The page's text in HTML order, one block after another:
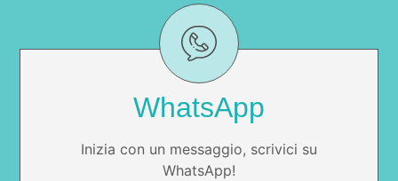
WhatsApp
Inizia con un messaggio, scrivici su
WhatsApp!